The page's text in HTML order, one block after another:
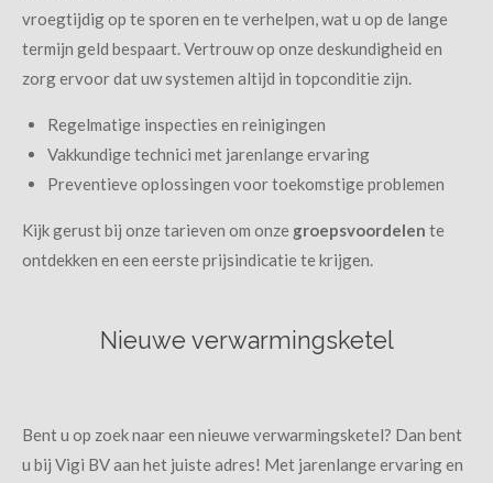
vroegtijdig op te sporen en te verhelpen, wat u op de lange
termijn geld bespaart. Vertrouw op onze deskundigheid en
zorg ervoor dat uw systemen altijd in topconditie zijn.
Regelmatige inspecties en reinigingen
Vakkundige technici met jarenlange ervaring
Preventieve oplossingen voor toekomstige problemen
Kijk gerust bij onze tarieven om onze groepsvoordelen te
ontdekken en een eerste prijsindicatie te krijgen.
Nieuwe verwarmingsketel
Bent u op zoek naar een nieuwe verwarmingsketel? Dan bent
u bij Vigi BV aan het juiste adres! Met jarenlange ervaring en